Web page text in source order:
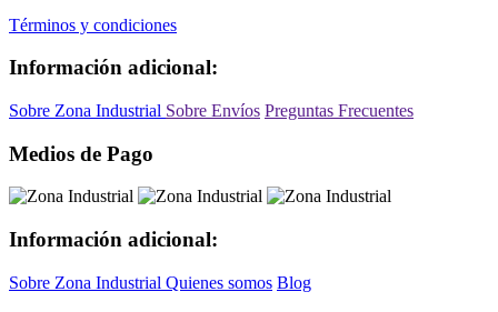
Términos y condiciones
Información adicional:
Sobre Zona Industrial Sobre Envíos Preguntas Frecuentes
Medios de Pago
Información adicional:
Sobre Zona Industrial Quienes somos Blog